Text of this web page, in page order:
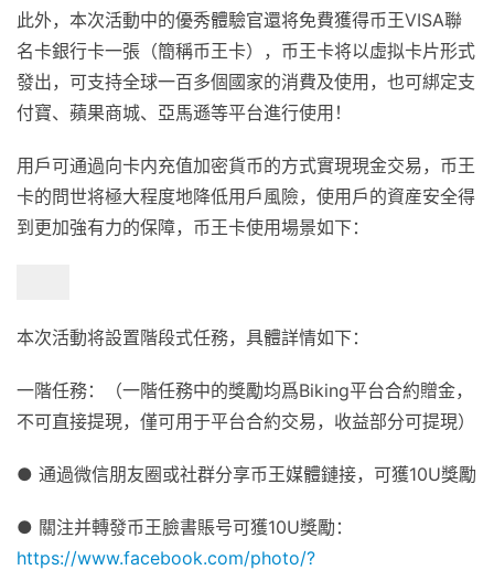
此外， 本次活動中的優秀體驗官還将免費獲得币王VISA聯
名卡銀行卡一張（簡稱币王卡），币王卡将以虛拟卡片形式
發出，可支持全球一百多個國家的消費及使用，也可綁定支
付寶、蘋果商城、亞馬遜等平台進行使用！
用戶可通過向卡内充值加密貨币的方式實現現金交易，币王
卡的問世将極大程度地降低用戶風險，使用戶的資産安全得
到更加強有力的保障，币王卡使用場景如下：
本次活動将設置階段式任務，具體詳情如下：
一階任務：（一階任務中的獎勵均爲Biking平台合約贈金，
不可直接提現，僅可用于平台合約交易，收益部分可提現）
● 通過微信朋友圈或社群分享币王媒體鏈接，可獲10U獎勵
● 關注并轉發币王臉書賬号可獲10U獎勵 ：
https://www.facebook.com/photo/?